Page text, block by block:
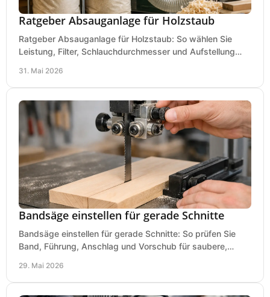
Ratgeber Absauganlage für Holzstaub
Ratgeber Absauganlage für Holzstaub: So wählen Sie
Leistung, Filter, Schlauchdurchmesser und Aufstellung
31. Mai 2026
Bandsäge einstellen für gerade Schnitte
Bandsäge einstellen für gerade Schnitte: So prüfen Sie
Band, Führung, Anschlag und Vorschub für saubere,
29. Mai 2026